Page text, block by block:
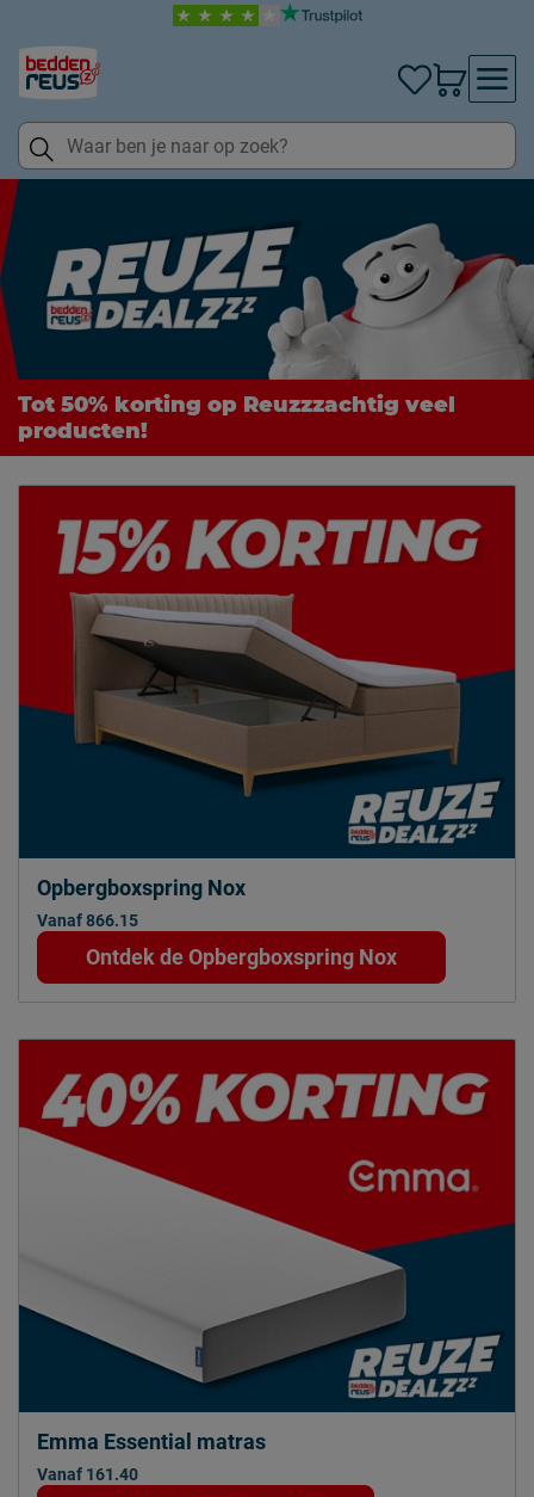
Tot 50% korting op Reuzzzachtig veel
producten!
Opbergboxspring Nox
Vanaf 866.15
Ontdek de Opbergboxspring Nox
Emma Essential matras
Vanaf 161.40